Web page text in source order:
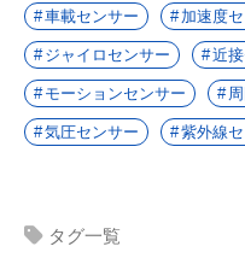
車載センサー 加速度
ジャイロセンサー 近
モーションセンサー
気圧センサー 紫外線
タグ一覧